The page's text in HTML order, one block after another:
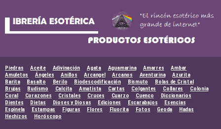
Piedras Aceite Adivinación Agata Aguamarina Amarres
Ambar
Amuletos
Ángeles Anillos Arcangel Arcanos Aventurina
Azurita
Barita
Basalto Berilo Biodescodificación Bismuto
Bolas de Cristal
Brujas
Budismo Calcita Amatista Cartas Colgantes Collares
Colonia
Coral
Corazones Cristales Cruces Cuarzo Cuenco
Diccionarios
Dientes
Dietas Dioses y Diosas Ediciones Escarabajos
Esencias
Espinela
Estampas Figuras Flores Fluorita Fotos Geoda
Hadas
Hechizos
Horóscopo